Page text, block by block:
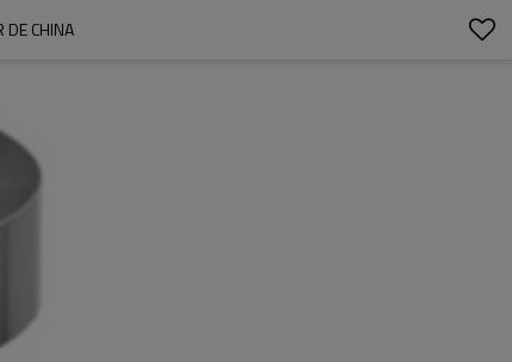
DE CHINA